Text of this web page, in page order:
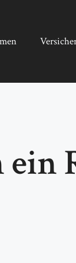
ein